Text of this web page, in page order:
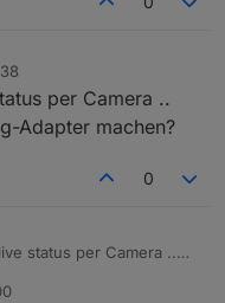
per Camera ..
Adapter machen?
0
status per Camera ..